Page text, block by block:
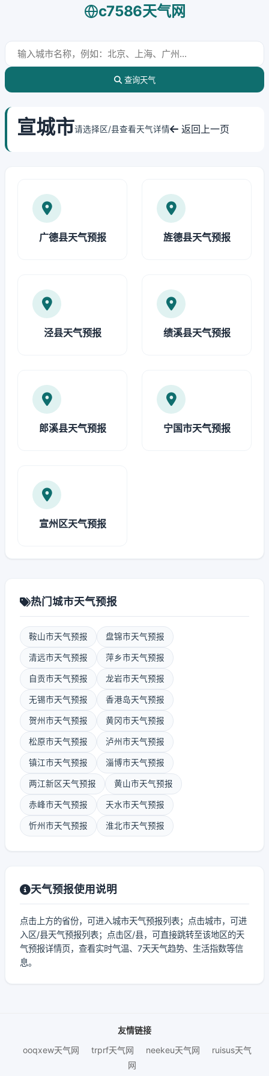
c7586天气网
查询天气
宣城市请选择区/县查看天气详情 返回上一页
广德县天气预报 旌德县天气预报
泾县天气预报 绩溪县天气预报
郎溪县天气预报 宁国市天气预报
宣州区天气预报
热门城市天气预报
鞍山市天气预报 盘锦市天气预报
清远市天气预报 萍乡市天气预报
自贡市天气预报 龙岩市天气预报
无锡市天气预报 香港岛天气预报
贺州市天气预报 黄冈市天气预报
松原市天气预报 泸州市天气预报
镇江市天气预报 淄博市天气预报
两江新区天气预报 黄山市天气预报
赤峰市天气预报 天水市天气预报
忻州市天气预报 淮北市天气预报
天气预报使用说明
点击上方的省份，可进入城市天气预报列表；点击城市，可进
入区/县天气预报列表；点击区/县，可直接跳转至该地区的天
气预报详情页，查看实时气温、7天天气趋势、生活指数等信
息。
友情链接
ooqxew天气网
trprf天气网 neekeu天气网
ruisus天气
网